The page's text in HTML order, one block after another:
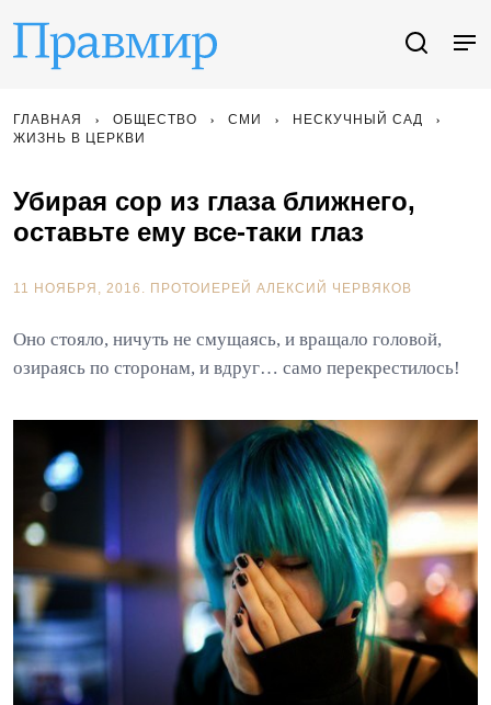
ГЛАВНАЯ ОБЩЕСТВО СМИ
НЕСКУЧНЫЙ САД
ЖИЗНЬ В ЦЕРКВИ
Убирая сор из глаза ближнего,
оставьте ему все-таки глаз
11 НОЯБРЯ, 2016. ПРОТОИЕРЕЙ АЛЕКСИЙ ЧЕРВЯКОВ
Оно стояло, ничуть не смущаясь, и вращало головой,
озираясь по сторонам, и вдруг… само перекрестилось!